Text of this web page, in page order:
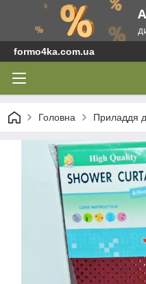
formo4ka.com.ua
Головна Приладдя